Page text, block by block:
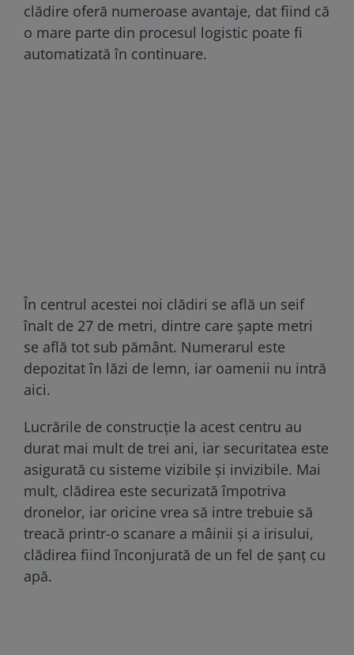
clădire oferă numeroase avantaje, dat fiind că
o mare parte din procesul logistic poate fi
automatizată în continuare.
În centrul acestei noi clădiri se află un seif
înalt de 27 de metri, dintre care șapte metri
se află tot sub pământ. Numerarul este
depozitat în lăzi de lemn, iar oamenii nu intră
aici.
Lucrările de construcție la acest centru au
durat mai mult de trei ani, iar securitatea este
asigurată cu sisteme vizibile și invizibile. Mai
mult, clădirea este securizată împotriva
dronelor, iar oricine vrea să intre trebuie să
treacă printr-o scanare a mâinii și a irisului,
clădirea fiind înconjurată de un fel de șanț cu
apă.